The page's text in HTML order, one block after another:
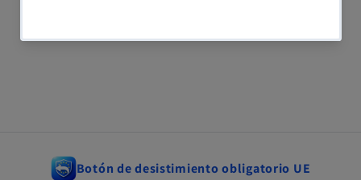
Botón de desistimiento obligatorio UE